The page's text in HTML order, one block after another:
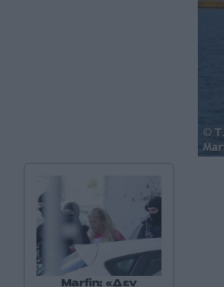
Marfin: «Δεν